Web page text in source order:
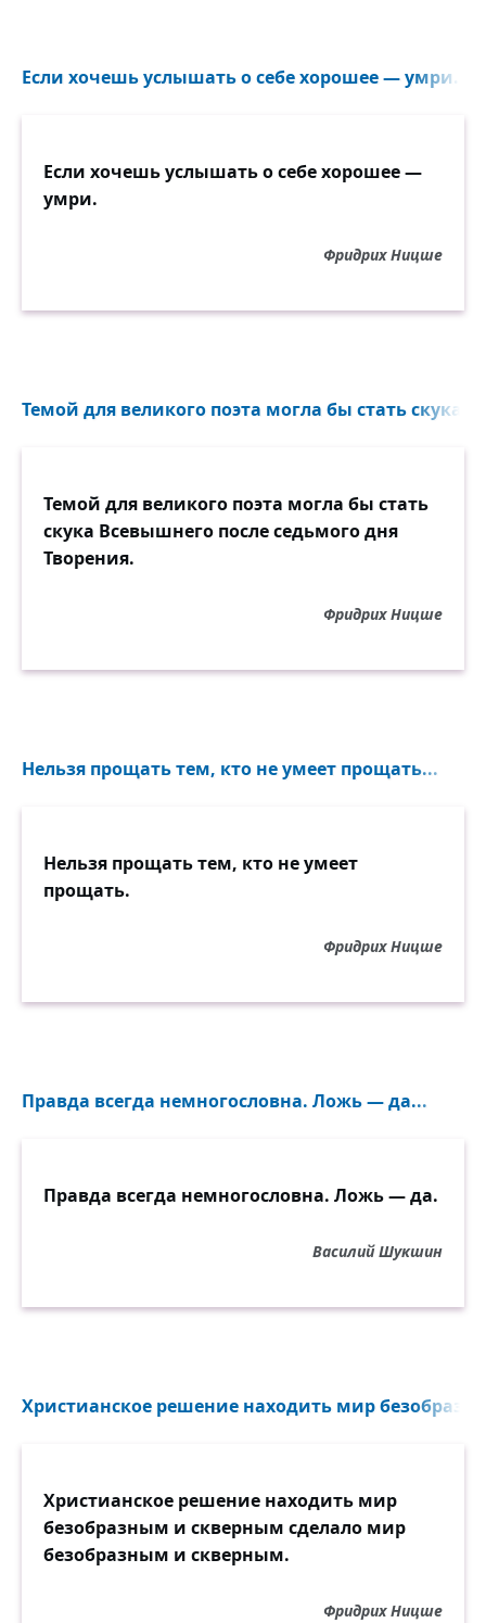
Если хочешь услышать о себе хорошее — умри...
Если хочешь услышать о себе хорошее —
умри.
Фридрих Ницше
Темой для великого поэта могла бы стать скука
Темой для великого поэта могла бы стать
скука Всевышнего после седьмого дня
Творения.
Фридрих Ницше
Нельзя прощать тем, кто не умеет прощать...
Нельзя прощать тем, кто не умеет
прощать.
Фридрих Ницше
Правда всегда немногословна. Ложь — да...
Правда всегда немногословна. Ложь — да.
Василий Шукшин
Христианское решение находить мир
Христианское решение находить мир
безобразным и скверным сделало мир
безобразным и скверным.
Фридрих Ницше